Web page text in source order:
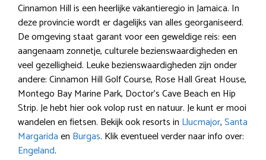
Cinnamon Hill is een heerlijke vakantieregio in Jamaica. In
deze provincie wordt er dagelijks van alles georganiseerd.
De omgeving staat garant voor een geweldige reis: een
aangenaam zonnetje, culturele bezienswaardigheden en
veel gezelligheid. Leuke bezienswaardigheden zijn onder
andere: Cinnamon Hill Golf Course, Rose Hall Great House,
Montego Bay Marine Park, Doctor’s Cave Beach en Hip
Strip. Je hebt hier ook volop rust en natuur. Je kunt er mooi
wandelen en fietsen. Bekijk ook resorts in Llucmajor,Santa
Margaridaen Burgas. Klik eventueel verder naar info over:
Engeland.